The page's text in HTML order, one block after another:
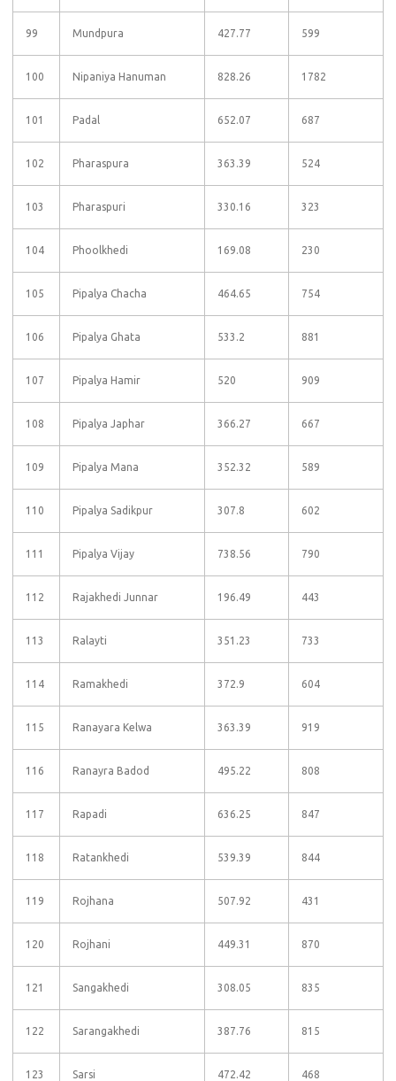
99 Mundpura 427.77 599
100 Nipaniya Hanuman 828.26 1782
101 Padal 652.07 687
102 Pharaspura 363.39 524
103 Pharaspuri 330.16 323
104 Phoolkhedi 169.08 230
105 Pipalya Chacha 464.65 754
106 Pipalya Ghata 533.2 881
107 Pipalya Hamir 520 909
108 Pipalya Japhar 366.27 667
109 Pipalya Mana 352.32 589
110 Pipalya Sadikpur 307.8 602
111 Pipalya Vijay 738.56 790
112 Rajakhedi Junnar 196.49 443
113 Ralayti 351.23 733
114 Ramakhedi 372.9 604
115 Ranayara Kelwa 363.39 919
116 Ranayra Badod 495.22 808
117 Rapadi 636.25 847
118 Ratankhedi 539.39 844
119 Rojhana 507.92 431
120 Rojhani 449.31 870
121 Sangakhedi 308.05 835
122 Sarangakhedi 387.76 815
123 Sarsi 472.42 468